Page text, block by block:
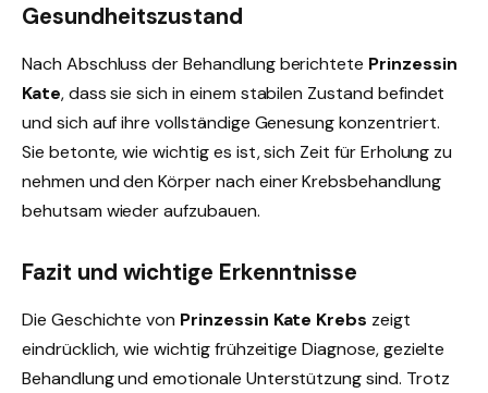
Gesundheitszustand
Nach Abschluss der Behandlung berichtete Prinzessin
Kate, dass sie sich in einem stabilen Zustand befindet
und sich auf ihre vollständige Genesung konzentriert.
Sie betonte, wie wichtig es ist, sich Zeit für Erholung zu
nehmen und den Körper nach einer Krebsbehandlung
behutsam wieder aufzubauen.
Fazit und wichtige Erkenntnisse
Die Geschichte von Prinzessin Kate Krebs zeigt
eindrücklich, wie wichtig frühzeitige Diagnose, gezielte
Behandlung und emotionale Unterstützung sind. Trotz